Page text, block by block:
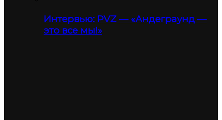
Интервью: PVZ — «Андеграунд —
это все мы!»